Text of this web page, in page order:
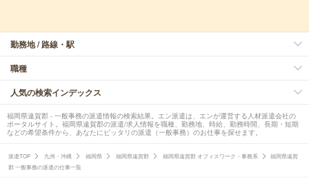
勤務地 / 路線・駅
職種
人気の検索インデックス
福岡県遠賀郡 - 一般事務の派遣情報の検索結果。エン派遣は、エンが運営する人材派遣会社の
ポータルサイト。福岡県遠賀郡の派遣/求人情報を職種、勤務地、時給、勤務時間、長期・短期
などの希望条件から、あなたにピッタリの派遣（一般事務）のお仕事を探せます。
派遣TOP 九州・沖縄 福岡県 福岡県遠賀郡 福岡県遠賀郡 オフィスワーク・事務系
福岡県遠賀
郡 一般事務の派遣の仕事一覧